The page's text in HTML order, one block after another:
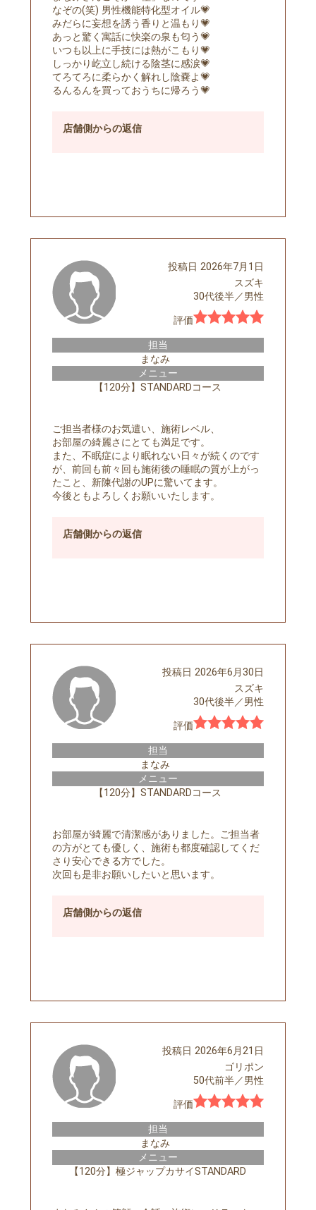
なぞの(笑) 男性機能特化型オイル💗
みだらに妄想を誘う香りと温もり💗
あっと驚く寓話に快楽の泉も匂う💗
いつも以上に手技には熱がこもり💗
しっかり屹立し続ける陰茎に感涙💗
てろてろに柔らかく解れし陰嚢よ💗
るんるんを買っておうちに帰ろう💗
店舗側からの返信
スズキ
30代後半／男性
投稿日2026年7月1日
評価
担当
まなみ
メニュー
【120分】STANDARDコース
ご担当者様のお気遣い、施術レベル、
お部屋の綺麗さにとても満足です。
また、不眠症により眠れない日々が続くのです
が、前回も前々回も施術後の睡眠の質が上がっ
たこと、新陳代謝のUPに驚いてます。
今後ともよろしくお願いいたします。
店舗側からの返信
スズキ
30代後半／男性
投稿日2026年6月30日
評価
担当
まなみ
メニュー
【120分】STANDARDコース
お部屋が綺麗で清潔感がありました。ご担当者
の方がとても優しく、施術も都度確認してくだ
さり安心できる方でした。
次回も是非お願いしたいと思います。
店舗側からの返信
ゴリポン
50代前半／男性
投稿日2026年6月21日
評価
担当
まなみ
メニュー
【120分】極ジャップカサイSTANDARD